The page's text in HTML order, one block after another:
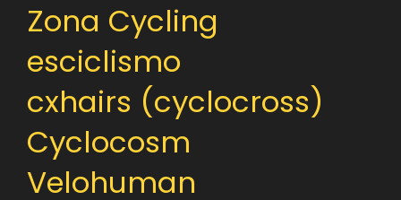
Zona Cycling
esciclismo
cxhairs (cyclocross)
Cyclocosm
Velohuman